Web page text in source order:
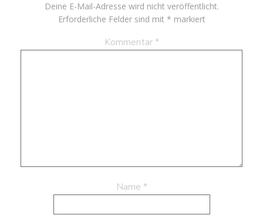
Deine E-Mail-Adresse wird nicht veröffentlicht.
Erforderliche Felder sind mit * markiert
Kommentar *
Name *